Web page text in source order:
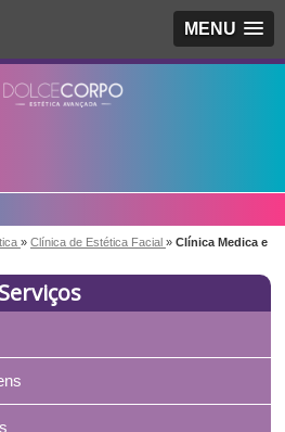
MENU
» Clínica de Estética Facial » Clínica Medica e
Serviços